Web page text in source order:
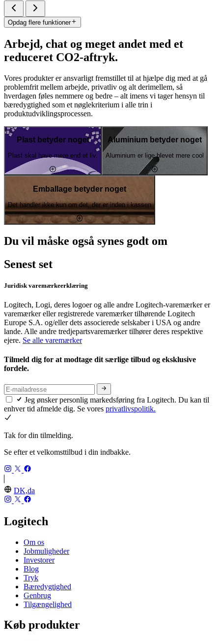
Opdag flere funktioner
Arbejd, chat og meget andet med et
reduceret CO2-aftryk.
Vores produkter er ansvarligt fremstillet til at hjælpe dig med at gå
problemfrit mellem arbejde, privatliv og alt derimellem, så
hverdagen føles nemmere og bedre – alt imens vi tager hensyn til
bæredygtighed som et nøglekriterium i alle trin i
produktudviklingsprocessen.
Plast betyder noget
Plast skal have mere end et liv.
Aluminium betyder noget
Aluminium er lige blevet mere cool
Emballage betyder noget
Det handler ikke kun om det, der er inden i kassen
Du vil måske også synes godt om
Senest set
Juridisk varemærkeerklæring
Logitech, Logi, deres logoer og alle andre Logitech-varemærker er
varemærker eller registrerede varemærker tilhørende Logitech
Europe S.A. og/eller dets associerede selskaber i USA og andre
lande. Alle andre tredjepartsvaremærker tilhører deres respektive
ejere. Se alle varemærker
Tilmeld dig for at modtage dit særlige tilbud og eksklusive
fordele.
Jeg ønsker personlig markedsføring fra Logitech. Du kan til
enhver tid afmelde dig. Se vores privatlivspolitik.
Tak for din tilmelding.
Se efter et velkomsttilbud i din indbakke.
DK,da
Logitech
Om os
Jobmuligheder
Investorer
Blog
Tryk
Bæredygtighed
Genbrug
Tilgængelighed
Køb produkter